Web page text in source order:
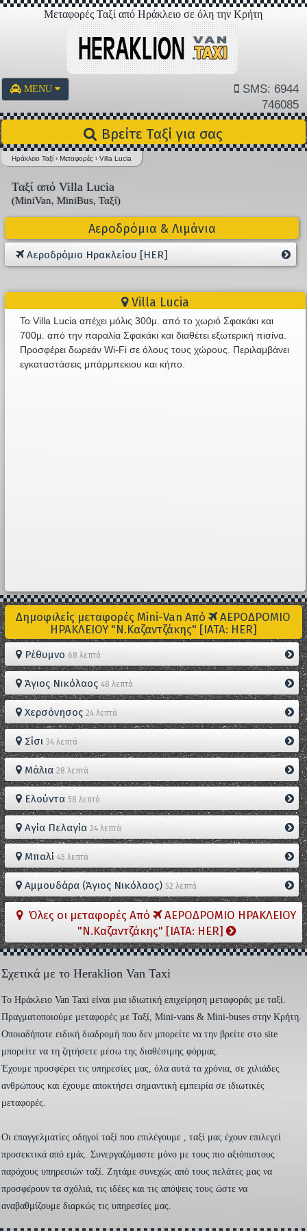
Μεταφορές Ταξί από Ηράκλειο σε όλη την Κρήτη
MENU
SMS: 6944
746085
Βρείτε Ταξί για σας
Ηράκλειο Ταξί ›Μεταφορές ›Villa Lucia
Ταξί από Villa Lucia
(MiniVan, MiniBus, Ταξί)
Αεροδρόμια & Λιμάνια
Αεροδρόμιο Ηρακλείου [HER]
Villa Lucia
Το Villa Lucia απέχει μόλις 300μ. από το χωριό Σφακάκι και
700μ. από την παραλία Σφακάκι και διαθέτει εξωτερική πισίνα.
Προσφέρει δωρεάν Wi-Fi σε όλους τους χώρους. Περιλαμβάνει
εγκαταστάσεις μπάρμπεκιου και κήπο.
Δημοφιλείς μεταφορές Mini-Van Από
ΑΕΡΟΔΡΟΜΙΟ
ΗΡΑΚΛΕΙΟΥ "Ν.Καζαντζάκης" [IATA: HER]
Ρέθυμνο 68 λεπτά
Άγιος Νικόλαος 48 λεπτά
Χερσόνησος 24 λεπτά
Σίσι 34 λεπτά
Μάλια 28 λεπτά
Ελούντα 58 λεπτά
Αγία Πελαγία 24 λεπτά
Μπαλί 45 λεπτά
Αμμουδάρα (Άγιος Νικόλαος) 52 λεπτά
Όλες οι μεταφορές Από
ΑΕΡΟΔΡΟΜΙΟ ΗΡΑΚΛΕΙΟΥ
"Ν.Καζαντζάκης" [IATA: HER]
Σχετικά με το Heraklion Van Taxi
To Ηράκλειο Van Taxi είναι μια ιδιωτική επιχείρηση μεταφοράς με ταξί.
Πραγματοποιούμε μεταφορές με Ταξί, Mini-vans & Mini-buses στην Κρήτη.
Οποιαδήποτε ειδική διαδρομή που δεν μπορείτε να την βρείτε στο site
μπορείτε να τη ζητήσετε μέσω της διαθέσιμης φόρμας.
Έχουμε προσφέρει τις υπηρεσίες μας, όλα αυτά τα χρόνια, σε χιλιάδες
ανθρώπους και έχουμε αποκτήσει σημαντική εμπειρία σε ιδιωτικές
μεταφορές.
Οι επαγγελματίες οδηγοί ταξί που επιλέγουμε , ταξί μας έχουν επιλεγεί
προσεκτικά από εμάς. Συνεργαζόμαστε μόνο με τους πιο αξιόπιστους
παρόχους υπηρεσιών ταξί. Ζητάμε συνεχώς από τους πελάτες μας να
προσφέρουν τα σχόλιά, τις ιδέες και τις απόψεις τους ώστε να
αναβαθμίζουμε διαρκώς τις υπηρεσίες μας.